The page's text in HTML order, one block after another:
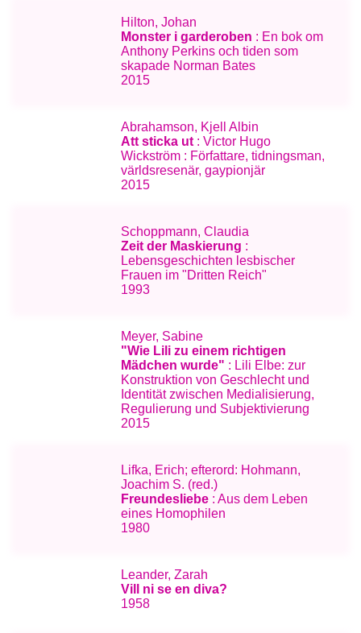
Hilton, Johan
Monster i garderoben : En bok om
Anthony Perkins och tiden som
skapade Norman Bates
2015
Abrahamson, Kjell Albin
Att sticka ut: Victor Hugo
Wickström : Författare, tidningsman,
världsresenär, gaypionjär
2015
Schoppmann, Claudia
Zeit der Maskierung :
Lebensgeschichten lesbischer
Frauen im "Dritten Reich"
1993
Meyer, Sabine
"Wie Lili zu einem richtigen
Mädchen wurde" : Lili Elbe: zur
Konstruktion von Geschlecht und
Identität zwischen Medialisierung,
Regulierung und Subjektivierung
2015
Lifka, Erich; efterord: Hohmann,
Joachim S. (red.)
Freundesliebe : Aus dem Leben
eines Homophilen
1980
Leander, Zarah
Vill ni se en diva?
1958